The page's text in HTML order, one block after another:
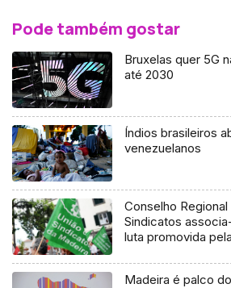
Pode também gostar
Bruxelas quer 5G
até 2030
Índios brasileiros
venezuelanos
Conselho
Sindicatos
luta promovida
Madeira é palco